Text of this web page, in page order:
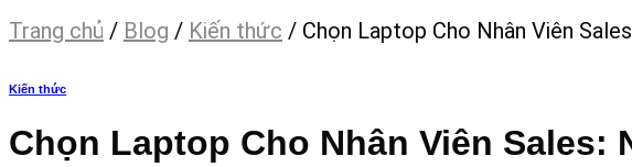
Trang chủ / Blog / Kiến thức / Chọn Laptop Cho Nhân Viên
Kiến thức
Chọn Laptop Cho Nhân Viên Sales: